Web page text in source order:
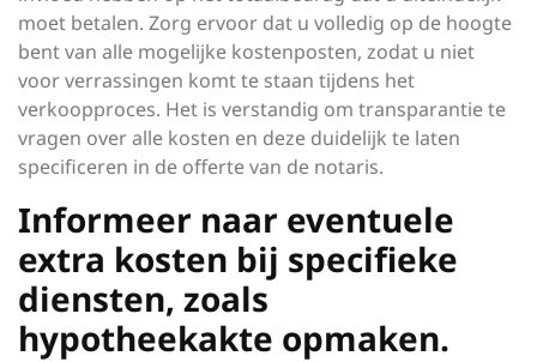
moet betalen. Zorg ervoor dat u volledig op de hoogte
bent van alle mogelijke kostenposten, zodat u niet
voor verrassingen komt te staan tijdens het
verkoopproces. Het is verstandig om transparantie te
vragen over alle kosten en deze duidelijk te laten
specificeren in de offerte van de notaris.
Informeer naar eventuele
extra kosten bij specifieke
diensten, zoals
hypotheekakte opmaken.